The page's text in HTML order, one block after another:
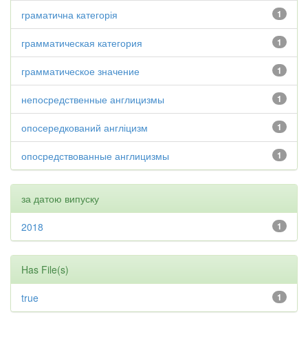
1
граматична категорія
1
грамматическая категория
1
грамматическое значение
1
непосредственные англицизмы
1
опосередкований англіцизм
1
опосредствованные англицизмы
за датою випуску
1
2018
Has File(s)
1
true